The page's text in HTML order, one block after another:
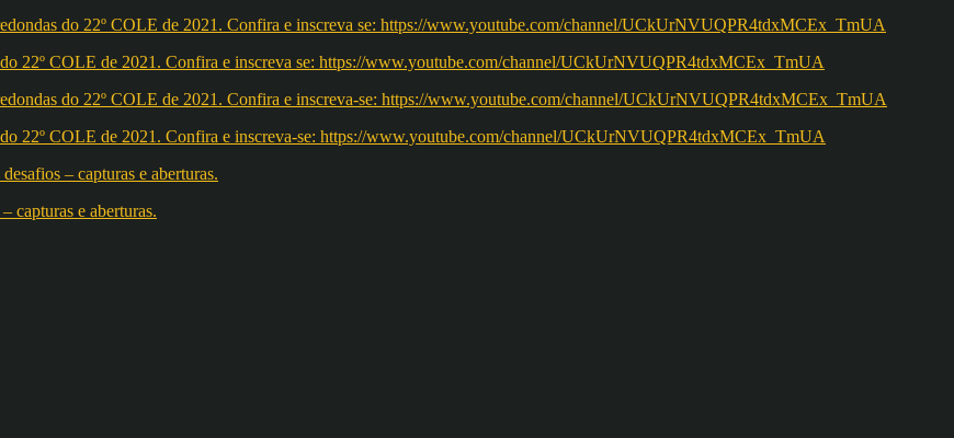
do 22º COLE de 2021. Confira e inscreva se: https://www.youtube.com/channel/UCkUrNVUQPR4tdxMCEx_TmUA
do 22º COLE de 2021. Confira e inscreva-se: https://www.youtube.com/channel/UCkUrNVUQPR4tdxMCEx_TmUA
capturas e aberturas.